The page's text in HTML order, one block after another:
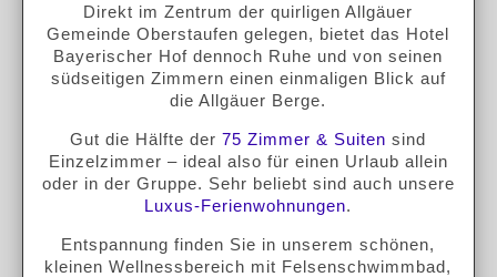
Direkt im Zentrum der quirligen Allgäuer
Gemeinde Oberstaufen gelegen, bietet das Hotel
Bayerischer Hof dennoch Ruhe und von seinen
südseitigen Zimmern einen einmaligen Blick auf
die Allgäuer Berge.
Gut die Hälfte der 75 Zimmer & Suiten sind
Einzelzimmer – ideal also für einen Urlaub allein
oder in der Gruppe. Sehr beliebt sind auch unsere
Luxus-Ferienwohnungen.
Entspannung finden Sie in unserem schönen,
kleinen Wellnessbereich mit Felsenschwimmbad,